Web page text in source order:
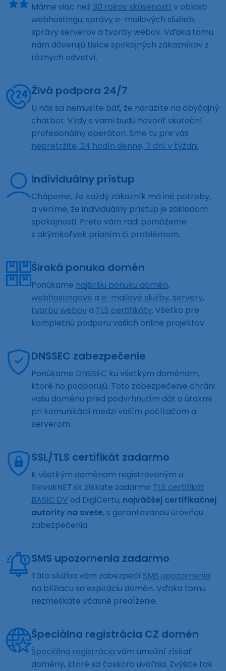
Máme viac než 30 rokov skúseností v oblasti
webhostingu, správy e-mailových služieb,
správy serverov a tvorby webov. Vďaka tomu
nám dôverujú tisíce spokojných zákazníkov z
rôznych odvetví.
Živá podpora 24/7
U nás sa nemusíte báť, že narazíte na obyčajný
chatbot. Vždy s vami budú hovoriť skutoční
profesionálny operátori. Sme tu pre vás
nepretržite, 24 hodín denne, 7 dní v týždni.
Individuálny prístup
Chápeme, že každý zákazník má iné potreby,
a veríme, že individuálny prístup je základom
spokojnosti. Preto vám radi pomôžeme
s akýmkoľvek prianím či problémom.
Široká ponuka domén
Ponúkame najširšiu ponuku domén,
webhostingové a e-mailové služby, servery,
tvorbu webov a TLS certifikáty. Všetko pre
kompletnú podporu vašich online projektov
DNSSEC zabezpečenie
Ponúkame DNSSEC ku všetkým doménam,
ktoré ho podporujú. Toto zabezpečenie chráni
vašu doménu pred podvrhnutím dát a útokmi
pri komunikácii medzi vaším počítačom a
serverom.
SSL/TLS certifikát zadarmo
K všetkým doménam registrovaným u
SlovakNET.sk získate zadarmo TLS certifikát
BASIC DV od DigiCertu, najväčšej certifikačnej
autority na svete, s garantovanou úrovňou
zabezpečenia.
SMS upozornenia zadarmo
Táto služba vám zabezpečí SMS upozornenia
na blížiacu sa expiráciu domén. Vďaka tomu
nezmeškáte včasné predĺženie.
Špeciálna registrácia CZ domén
Špeciálna registrácia vám umožní získať
domény, ktoré sa čoskoro uvoľnia. Zvýšite tak